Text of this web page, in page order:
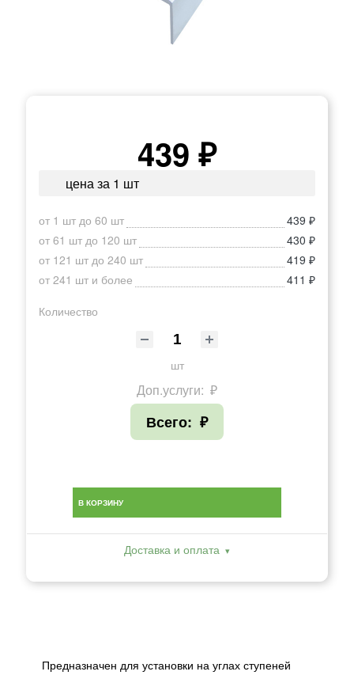
439 ₽
цена за 1 шт
от 1 шт до 60 шт
439 ₽
от 61 шт до 120 шт
430 ₽
от 121 шт до 240 шт
419 ₽
от 241 шт и более
411 ₽
Количество
шт
Доп.услуги: ₽
Всего: ₽
В КОРЗИНУ
Доставка и оплата
Предназначен для установки на углах ступеней